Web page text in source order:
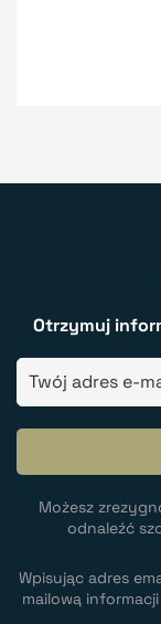
Otrzymuj
Możesz
odnaleźć
Wpisując adres
mailową